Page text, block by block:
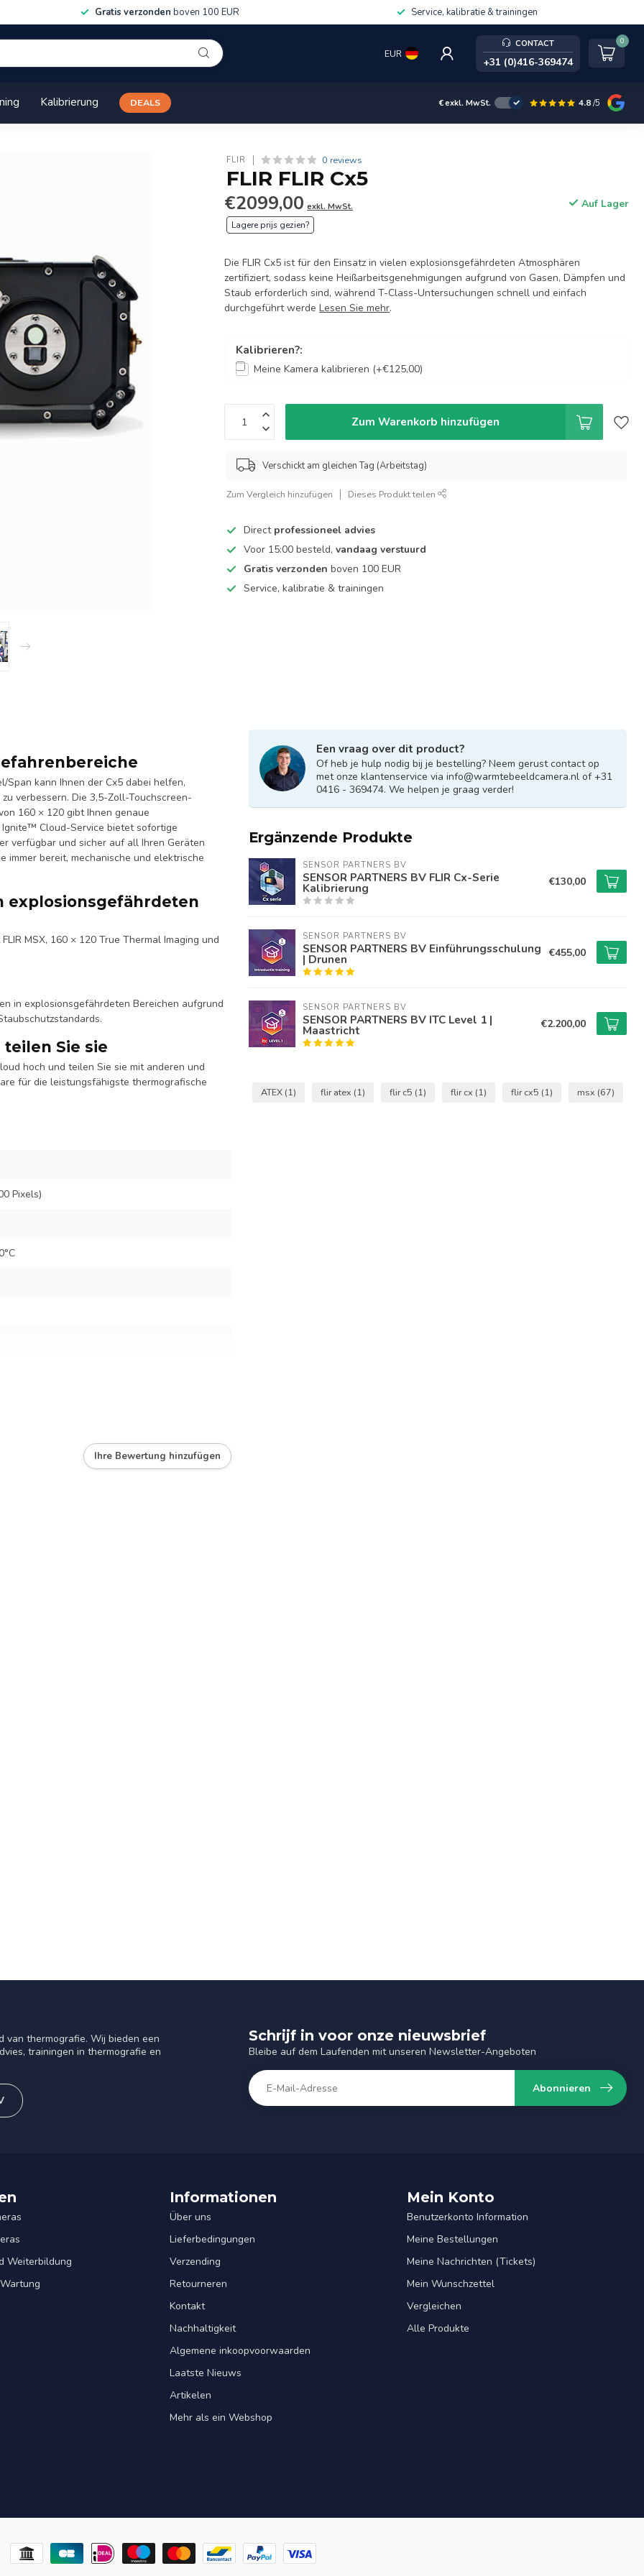
Gratis verzonden boven 100 EUR Service, kalibratie & trainingen
EUR
CONTACT
+31 (0)416-369474
0
Kalibrierung DEALS €exkl. MwSt. 4.8/5
FLIR 0 reviews
FLIR FLIR Cx5
€2099,00 exkl. MwSt. Auf Lager
Lagere prijs gezien?
Die FLIR Cx5 ist für den Einsatz in vielen explosionsgefährdeten Atmosphären
zertifiziert, sodass keine Heißarbeitsgenehmigungen aufgrund von Gasen, Dämpfen und
Staub erforderlich sind, während T-Class-Untersuchungen schnell und einfach
durchgeführt werdeLesen Sie mehr.
Kalibrieren?:
Meine Kamera kalibrieren (+€125,00)
Zum Warenkorb hinzufügen
Verschickt am gleichen Tag (Arbeitstag)
Zum Vergleich hinzufügen Dieses Produkt teilen
Direct professioneel advies
Voor 15:00 besteld,vandaag verstuurd
Gratis verzonden boven 100 EUR
Service, kalibratie & trainingen
Span kann Ihnen der Cx5 dabei helfen,
verbessern. Die 3,5-Zoll-Touchscreen-
160 × 120 gibt Ihnen genaue
Ignite™ Cloud-Service bietet sofortige
verfügbar und sicher auf all Ihren Geräten
immer bereit, mechanische und elektrische
explosionsgefährdeten
MSX, 160 × 120 True Thermal Imaging und
in explosionsgefährdeten Bereichen aufgrund
Sie sie
hoch und teilen Sie sie mit anderen und
für die leistungsfähigste thermografische
Pixels)
Iron, Rainbow, Rainbow HC, Arctic and Lava
Ihre Bewertung hinzufügen
Een vraag over dit product?
Of heb je hulp nodig bij je bestelling? Neem gerust contact op
met onze klantenservice via info@warmtebeeldcamera.nl of +31
0416 - 369474. We helpen je graag verder!
Ergänzende Produkte
SENSOR PARTNERS BV
SENSOR PARTNERS BV FLIR Cx-Serie
Kalibrierung €130,00
SENSOR PARTNERS BV
SENSOR PARTNERS BV Einführungsschulung
| Drunen €455,00
SENSOR PARTNERS BV
SENSOR PARTNERS BV ITC Level 1 |
Maastricht €2.200,00
ATEX (1) flir atex (1) flir c5 (1) flir cx (1) flir cx5 (1) msx (67)
van thermografie. Wij bieden een
trainingen in thermografie en
Schrijf in voor onze nieuwsbrief
Bleibe auf dem Laufenden mit unseren Newsletter-Angeboten
Abonnieren
Weiterbildung
Informationen
Über uns
Lieferbedingungen
Verzending
Retourneren
Kontakt
Nachhaltigkeit
Algemene inkoopvoorwaarden
Laatste Nieuws
Artikelen
Mehr als ein Webshop
Mein Konto
Benutzerkonto Information
Meine Bestellungen
Meine Nachrichten (Tickets)
Mein Wunschzettel
Vergleichen
Alle Produkte